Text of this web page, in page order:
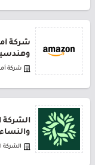
شركة
شركة
الشركة
الشركة